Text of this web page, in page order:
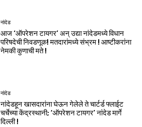
नांदेड
आज ‘ऑपरेशन टायगर’ अन् उद्या नांदेडमध्ये विधान
परिषदेची निवडणूक! मतदारांमध्ये संभ्रम ! आष्टीकरांना
नेमकी कुणाची मते !
नांदेड
नांदेडहून खासदारांना घेऊन गेलेले ते चार्टर्ड फ्लाईट
चर्चेच्या केंद्रस्थानी; ‘ऑपरेशन टायगर’ नांदेड मार्गे
दिल्ली !